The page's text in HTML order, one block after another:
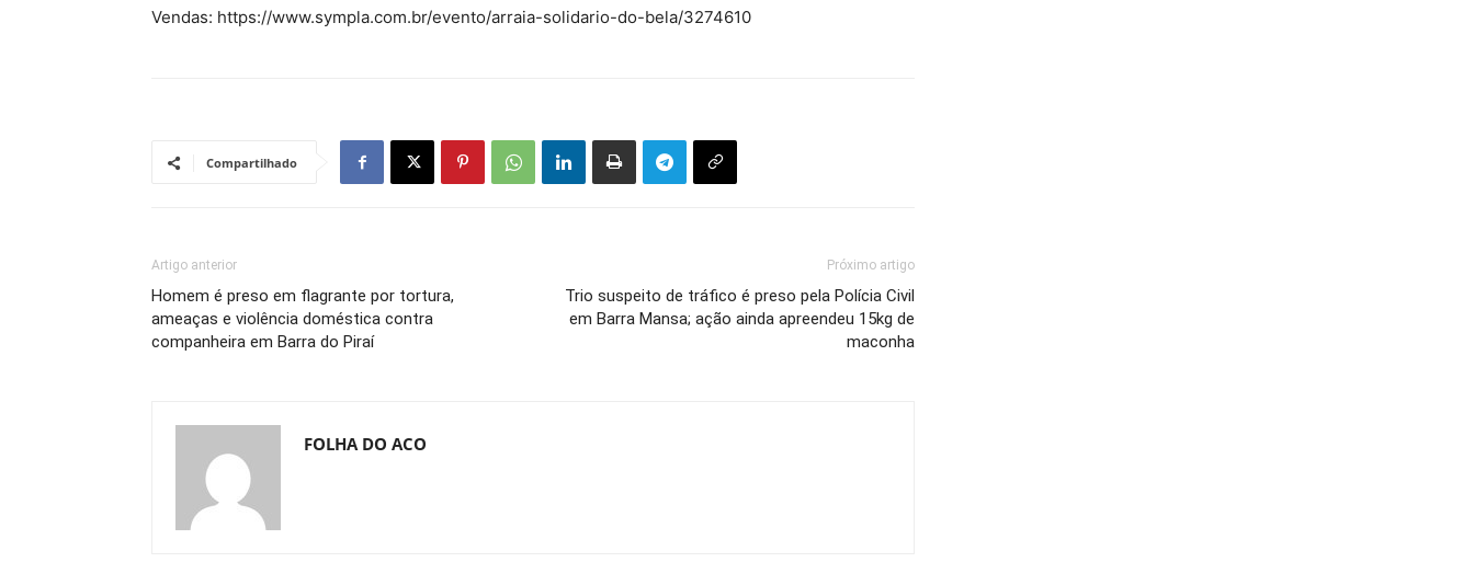
Vendas: https://www.sympla.com.br/evento/arraia-solidario-do-bela/3274610
Compartilhado
Artigo anterior
Homem é preso em flagrante por tortura,
ameaças e violência doméstica contra
companheira em Barra do Piraí
Próximo artigo
Trio suspeito de tráfico é preso pela Polícia Civil
em Barra Mansa; ação ainda apreendeu 15kg de
maconha
FOLHA DO ACO